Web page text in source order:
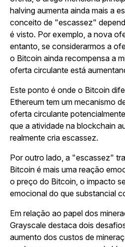
halving aumenta ainda mais a
conceito de "escassez"
é visto. Por exemplo, a nova
entanto, se considerarmos a
o Bitcoin ainda recompensa a
oferta circulante está
Este ponto é onde o Bitcoin
Ethereum tem um mecanismo
oferta circulante potencialmente
que a atividade na blockchain
realmente cria escassez.
Por outro lado, a "escassez"
Bitcoin é mais uma reação
o preço do Bitcoin, o impacto
emocional do que substancial
Em relação ao papel dos
Grayscale destaca dois
aumento dos custos de